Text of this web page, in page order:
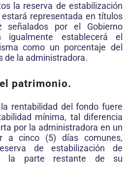
la reserva de estabilización
representada en títulos
señalados por el Gobierno
igualmente establecerá el
como un porcentaje del
de la administradora.
patrimonio.
rentabilidad del fondo fuere
mínima, tal diferencia
por la administradora en un
a cinco (5) días comunes,
de estabilización de
la parte restante de su